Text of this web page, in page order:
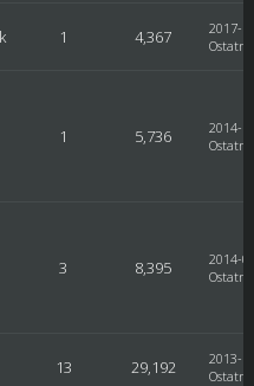
1 4,367
2017-
Ostatni
1 5,736
2014-
Ostatni
3 8,395
2014-
Ostatni
13 29,192
2013-
Ostatni